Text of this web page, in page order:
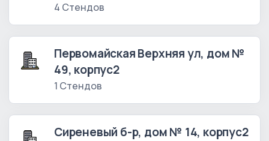
4 Стендов
Первомайская Верхняя ул, дом №
49, корпус2
1 Стендов
Сиреневый б-р, дом № 14, корпус2